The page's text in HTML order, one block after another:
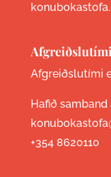
Afgreiðslutími
Hafið samband
+354 8620110